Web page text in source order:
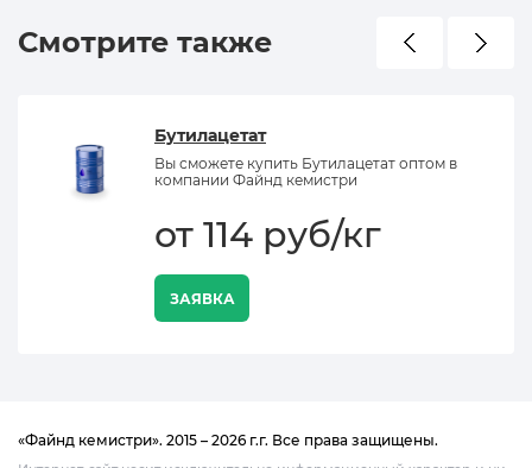
Смотрите также
Бутилацетат
Вы сможете купить Бутилацетат оптом в
компании Файнд кемистри
от 114 руб/кг
ЗАЯВКА
«Файнд кемистри». 2015 – 2026 г.г. Все права защищены.